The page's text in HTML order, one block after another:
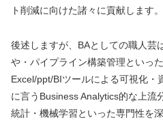
ト削減に向けた諸々に貢献します。
後述しますが、BAとしての職人芸
や・パイプライン構築管理といっ
Excel/ppt/BIツールによる可視化・
に言うBusiness Analytics的な上流
統計・機械学習といった専門性を